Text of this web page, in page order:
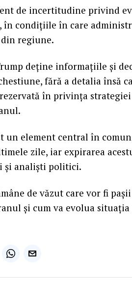
de incertitudine privind
condițiile în care
regiune.
deține informațiile și
fără a detalia însă
în privința
un element central în
zile, iar expirarea
și analiști politici.
de văzut care vor fi
și cum va evolua